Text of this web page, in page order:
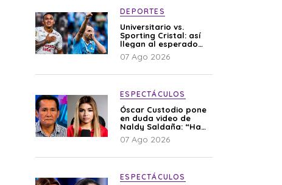
DEPORTES
Universitario vs.
Sporting Cristal: así
llegan al esperado
duelo
07 Ago 2026
ESPECTÁCULOS
Óscar Custodio pone
en duda video de
Naldy Saldaña: “Hay
cosas que de repente
se han editado”
07 Ago 2026
ESPECTÁCULOS